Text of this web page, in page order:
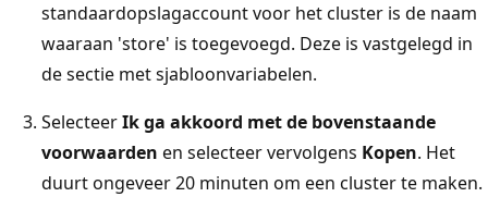
standaardopslagaccount voor het cluster is de naam
waaraan 'store' is toegevoegd. Deze is vastgelegd in
de sectie met sjabloonvariabelen.
SelecteerIk ga akkoord met de bovenstaande
voorwaarden en selecteer vervolgens Kopen. Het
duurt ongeveer 20 minuten om een cluster te maken.